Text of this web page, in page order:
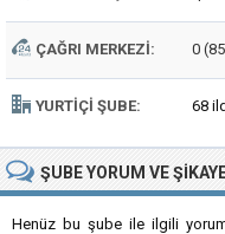
ÇAĞRI MERKEZI: 0
YURTIÇI ŞUBE: 68
ŞUBEYORUM VE
Henüz bu şube ile ilgili